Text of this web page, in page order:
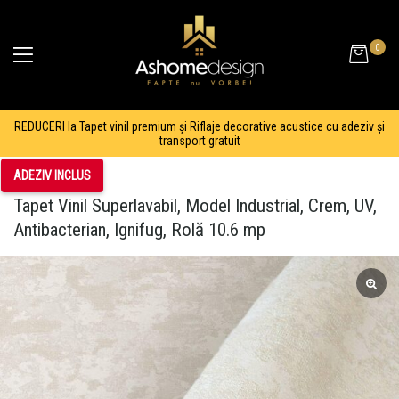
0
REDUCERI la Tapet vinil premium și Riflaje decorative acustice cu adeziv și
transport gratuit
ADEZIV INCLUS
Tapet Vinil Superlavabil, Model Industrial, Crem, UV,
Antibacterian, Ignifug, Rolă 10.6 mp